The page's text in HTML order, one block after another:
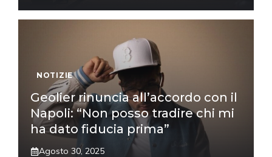
NOTIZIE
Geolier rinuncia all’accordo con il
Napoli: “Non posso tradire chi mi
ha dato fiducia prima”
Agosto 30, 2025